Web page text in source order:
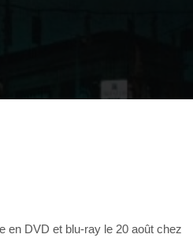
en DVD et blu-ray le 20 août chez